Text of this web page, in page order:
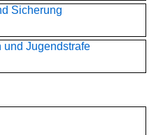
Sicherung
und Jugendstrafe